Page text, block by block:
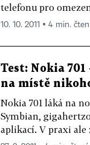
telefonu pro
10. 10. 2011 ▪ 4 min.
Test: Nokia
na místě
Nokia 701 láká na
Symbian,
aplikací. V praxi ale